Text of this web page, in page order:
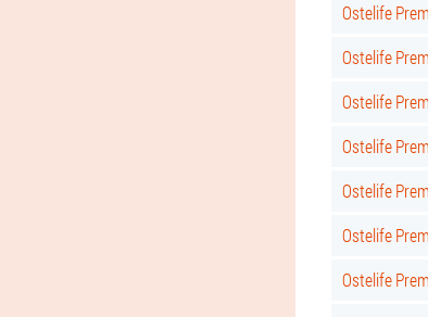
Ostelife
Ostelife
Ostelife
Ostelife
Ostelife
Ostelife
Ostelife